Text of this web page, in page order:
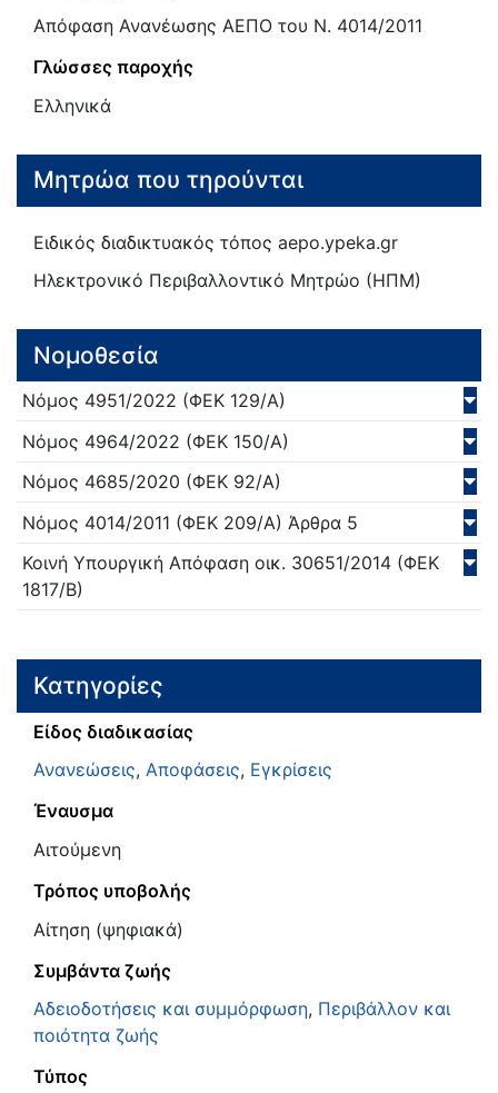
Απόφαση Ανανέωσης ΑΕΠΟ του Ν. 4014/2011
Γλώσσες παροχής
Ελληνικά
Μητρώα που τηρούνται
Ειδικός διαδικτυακός τόπος aepo.ypeka.gr
Ηλεκτρονικό Περιβαλλοντικό Μητρώο (ΗΠΜ)
Νομοθεσία
Νόμος 4951/2022 (ΦΕΚ 129/Α)
Νόμος 4964/2022 (ΦΕΚ 150/Α)
Νόμος 4685/2020 (ΦΕΚ 92/Α)
Νόμος 4014/2011 (ΦΕΚ 209/Α) Άρθρα 5
Κοινή Υπουργική Απόφαση οικ. 30651/2014 (ΦΕΚ
1817/Β)
Κατηγορίες
Είδος διαδικασίας
Ανανεώσεις, Αποφάσεις, Εγκρίσεις
Έναυσμα
Αιτούμενη
Τρόπος υποβολής
Αίτηση (ψηφιακά)
Συμβάντα ζωής
Αδειοδοτήσεις και συμμόρφωση, Περιβάλλον και
ποιότητα ζωής
Τύπος